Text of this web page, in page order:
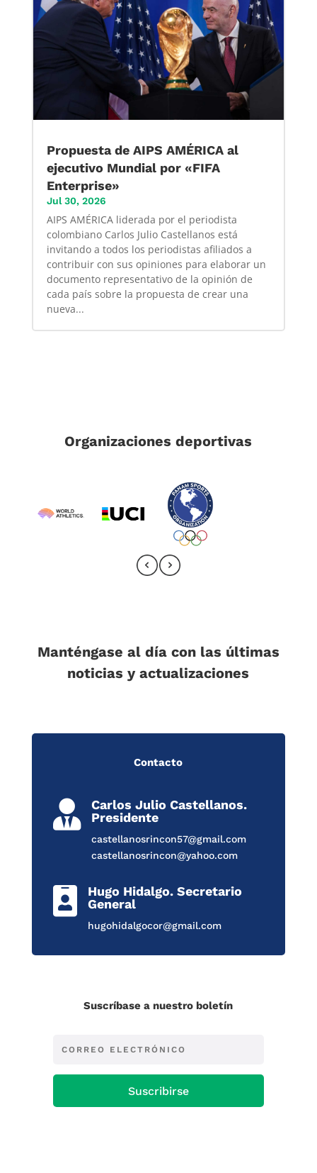
Propuesta de AIPS AMÉRICA al
ejecutivo Mundial por «FIFA
Enterprise»
Jul 30, 2026
AIPS AMÉRICA liderada por el periodista
colombiano Carlos Julio Castellanos está
invitando a todos los periodistas afiliados a
contribuir con sus opiniones para elaborar un
documento representativo de la opinión de
cada país sobre la propuesta de crear una
nueva...
Organizaciones deportivas
Manténgase al día con las últimas
noticias y actualizaciones
Contacto

Carlos Julio Castellanos.
Presidente
castellanosrincon57@gmail.com
castellanosrincon@yahoo.com

Hugo Hidalgo. Secretario
General
hugohidalgocor@gmail.com
Suscríbase a nuestro boletín
Suscribirse